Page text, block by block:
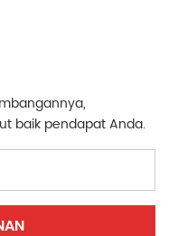
baik pendapat Anda.